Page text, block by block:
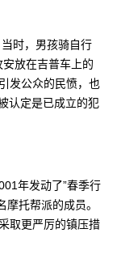
时，男孩骑自行
放在吉普车上的
发公众的民愤，也
认定是已成立的犯
年发动了”春季行
托帮派的成员。
取更严厉的镇压措